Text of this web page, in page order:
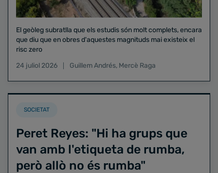
El geòleg subratlla que els estudis són molt complets, encara
que diu que en obres d'aquestes magnituds mai existeix el
risc zero
24 juliol 2026
Guillem Andrés, Mercè Raga
SOCIETAT
Peret Reyes: "Hi ha grups que
van amb l'etiqueta de rumba,
però allò no és rumba"